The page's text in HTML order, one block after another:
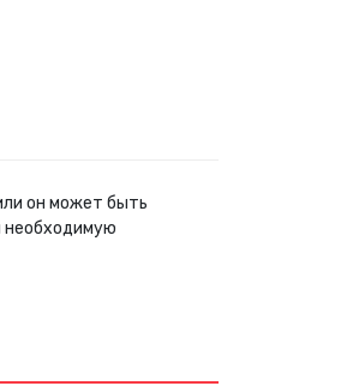
он может быть
необходимую